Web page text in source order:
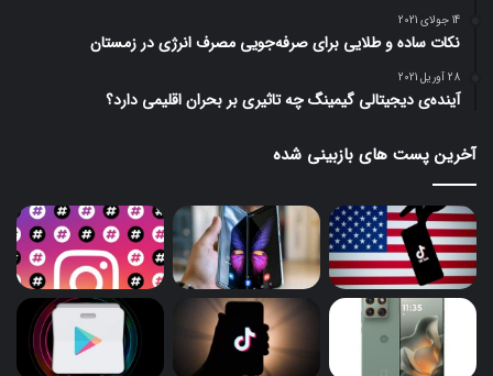
14 جولای 2021
نکات ساده و طلایی برای صرفه‌جویی مصرف انرژی در زمستان
28 آوریل 2021
آینده‌ی دیجیتالی گیمینگ چه تاثیری بر بحران اقلیمی دارد؟
آخرین پست های بازبینی شده